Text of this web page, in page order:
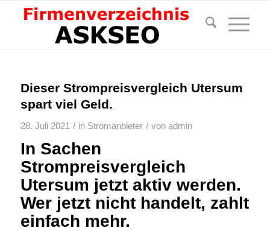
Dieser Strompreisvergleich Utersum
spart viel Geld.
28. Juli 2021 / in Stromanbieter / von admin
In Sachen
Strompreisvergleich
Utersum jetzt aktiv werden.
Wer jetzt nicht handelt, zahlt
einfach mehr.